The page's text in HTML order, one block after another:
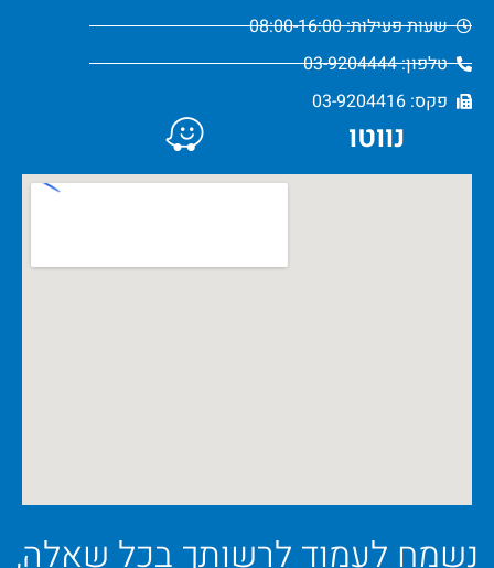
שעות פעילות: 08:00-16:00
טלפון: 03-9204444
פקס: 03-9204416
נווטו
נשמח לעמוד לרשותך בכל שאלה,